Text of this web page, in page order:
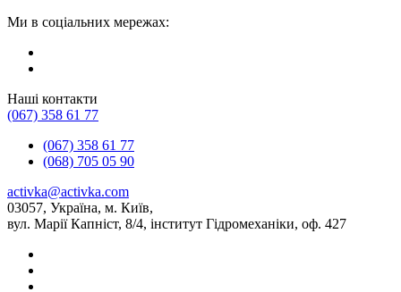
Ми в соціальних мережах:
Наші контакти
(067) 358 61 77
(067) 358 61 77
(068) 705 05 90
activka@activka.com
03057, Україна, м. Київ,
вул. Марії Капніст, 8/4, інститут Гідромеханіки, оф. 427